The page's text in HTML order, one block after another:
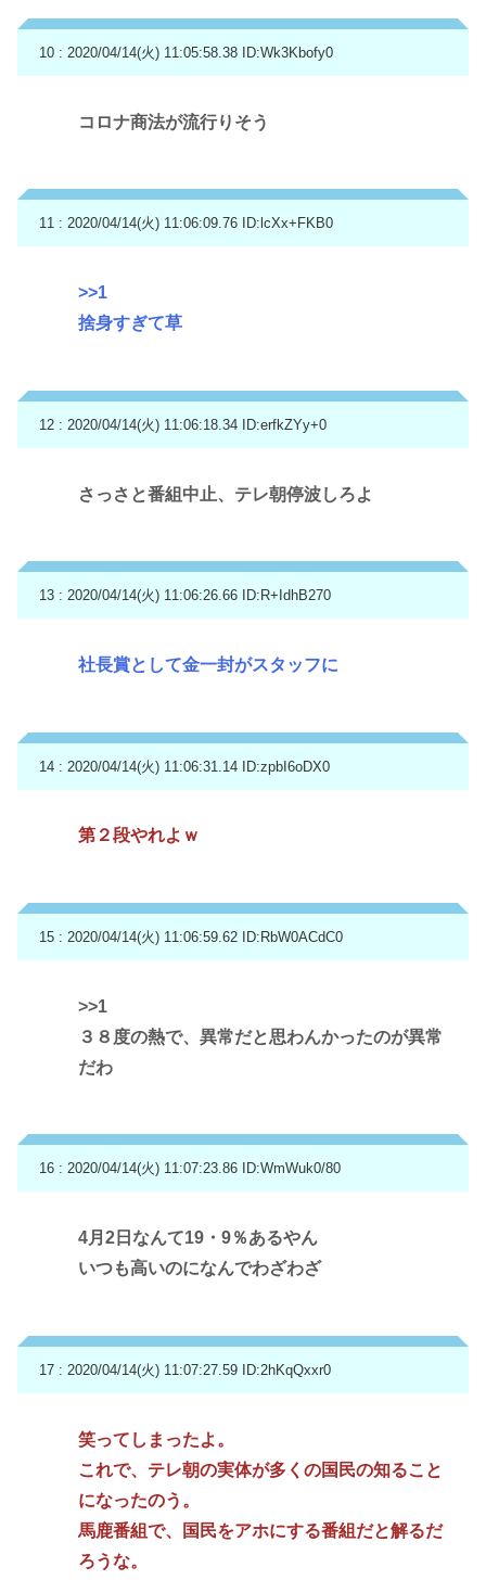
10 : 2020/04/14(火) 11:05:58.38 ID:Wk3Kbofy0
コロナ商法が流行りそう
11 : 2020/04/14(火) 11:06:09.76 ID:lcXx+FKB0
>>1
捨身すぎて草
12 : 2020/04/14(火) 11:06:18.34 ID:erfkZYy+0
さっさと番組中止、テレ朝停波しろよ
13 : 2020/04/14(火) 11:06:26.66 ID:R+IdhB270
社長賞として金一封がスタッフに
14 : 2020/04/14(火) 11:06:31.14 ID:zpbI6oDX0
第２段やれよｗ
15 : 2020/04/14(火) 11:06:59.62 ID:RbW0ACdC0
>>1
３８度の熱で、異常だと思わんかったのが異常
だわ
16 : 2020/04/14(火) 11:07:23.86 ID:WmWuk0/80
4月2日なんて19・9％あるやん
いつも高いのになんでわざわざ
17 : 2020/04/14(火) 11:07:27.59 ID:2hKqQxxr0
笑ってしまったよ。
これで、テレ朝の実体が多くの国民の知ること
になったのう。
馬鹿番組で、国民をアホにする番組だと解るだ
ろうな。